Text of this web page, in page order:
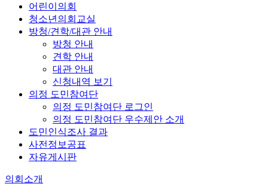
어린이의회
청소년의회교실
방청/견학/대관 안내
방청 안내
견학 안내
대관 안내
신청내역 보기
의정 도민참여단
의정 도민참여단 로그인
의정 도민참여단 우수제안 소개
도민인식조사 결과
사전정보공표
자유게시판
의회소개